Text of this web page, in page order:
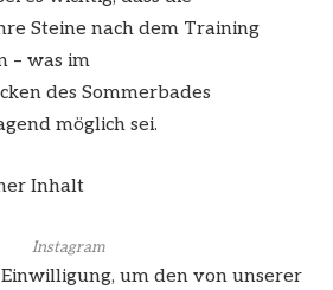
Steine nach dem Training
– was im
des Sommerbades
möglich sei.
Inhalt
Instagram
um den von unserer